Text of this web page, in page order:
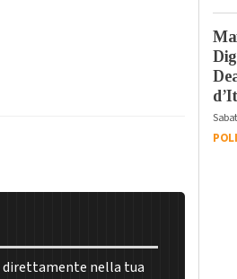
direttamente nella tua